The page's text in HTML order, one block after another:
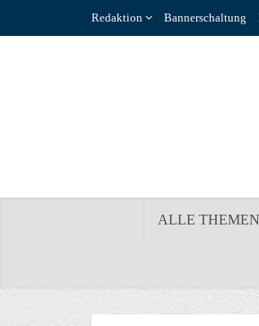
Redaktion Bannerschaltung
ALLE THEMEN